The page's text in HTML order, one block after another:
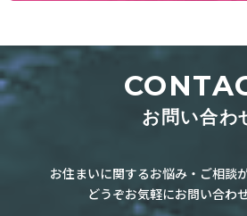
お問い合わ
お住まいに関するお悩み・ご相談
どうぞお気軽にお問い合わ